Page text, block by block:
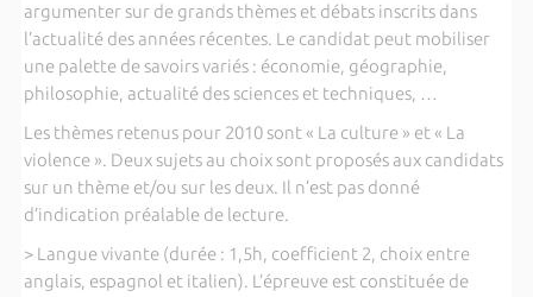
argumenter sur de grands thèmes et débats inscrits dans
l’actualité des années récentes. Le candidat peut mobiliser
une palette de savoirs variés : économie, géographie,
philosophie, actualité des sciences et techniques, …
Les thèmes retenus pour 2010 sont « La culture » et « La
violence ». Deux sujets au choix sont proposés aux candidats
sur un thème et/ou sur les deux. Il n’est pas donné
d’indication préalable de lecture.
> Langue vivante (durée : 1,5h, coefficient 2, choix entre
anglais, espagnol et italien). L’épreuve est constituée de